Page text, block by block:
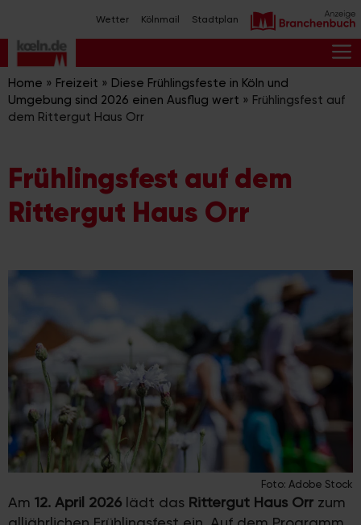
Inhalt
springen
Wetter Kölnmail Stadtplan
Home » Freizeit » Diese Frühlingsfeste in Köln und
Umgebung sind 2026 einen Ausflug wert » Frühlingsfest auf
dem Rittergut Haus Orr
Frühlingsfest auf dem
Rittergut Haus Orr
Foto: Adobe Stock
Am 12. April 2026 lädt das Rittergut Haus Orr zum